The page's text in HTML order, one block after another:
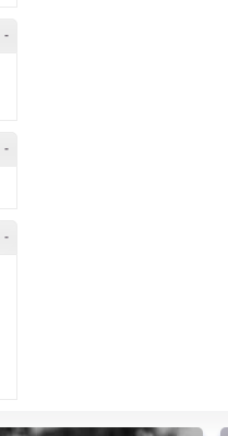
-
-
-